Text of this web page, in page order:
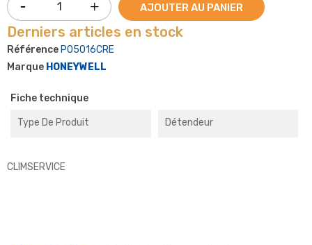
AJOUTER AU PANIER
Derniers articles en stock
Référence P05016CRE
Marque HONEYWELL
Fiche technique
Type De Produit Détendeur
CLIMSERVICE